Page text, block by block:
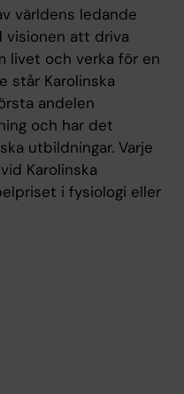
världens ledande
visionen att driva
livet och verka för en
står Karolinska
andelen
och har det
utbildningar. Varje
Karolinska
i fysiologi eller